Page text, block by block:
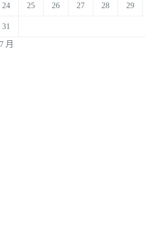
24 25 26 27 28 29
31
月